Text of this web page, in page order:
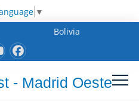
▼
Bolivia
- Madrid Oeste